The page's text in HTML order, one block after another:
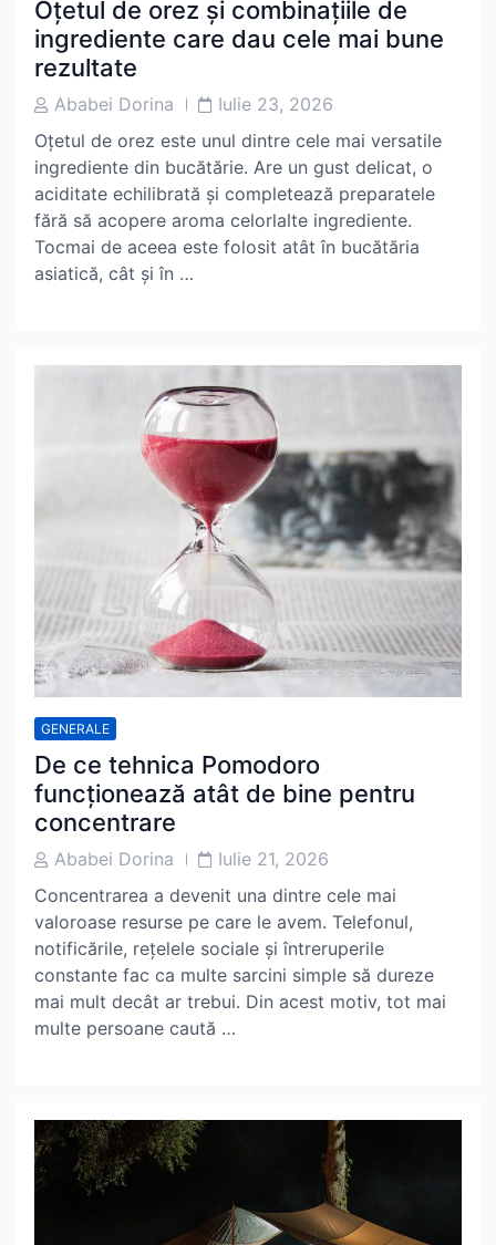
Oțetul de orez și combinațiile de
ingrediente care dau cele mai bune
rezultate
PostAbabei Dorina
PostIulie 23, 2026
Oțetul de orez este unul dintre cele mai versatile
ingrediente din bucătărie. Are un gust delicat, o
aciditate echilibrată și completează preparatele
fără să acopere aroma celorlalte ingrediente.
Tocmai de aceea este folosit atât în bucătăria
asiatică, cât și în …
GENERALE
De ce tehnica Pomodoro
funcționează atât de bine pentru
concentrare
PostAbabei Dorina
PostIulie 21, 2026
Concentrarea a devenit una dintre cele mai
valoroase resurse pe care le avem. Telefonul,
notificările, rețelele sociale și întreruperile
constante fac ca multe sarcini simple să dureze
mai mult decât ar trebui. Din acest motiv, tot mai
multe persoane caută …